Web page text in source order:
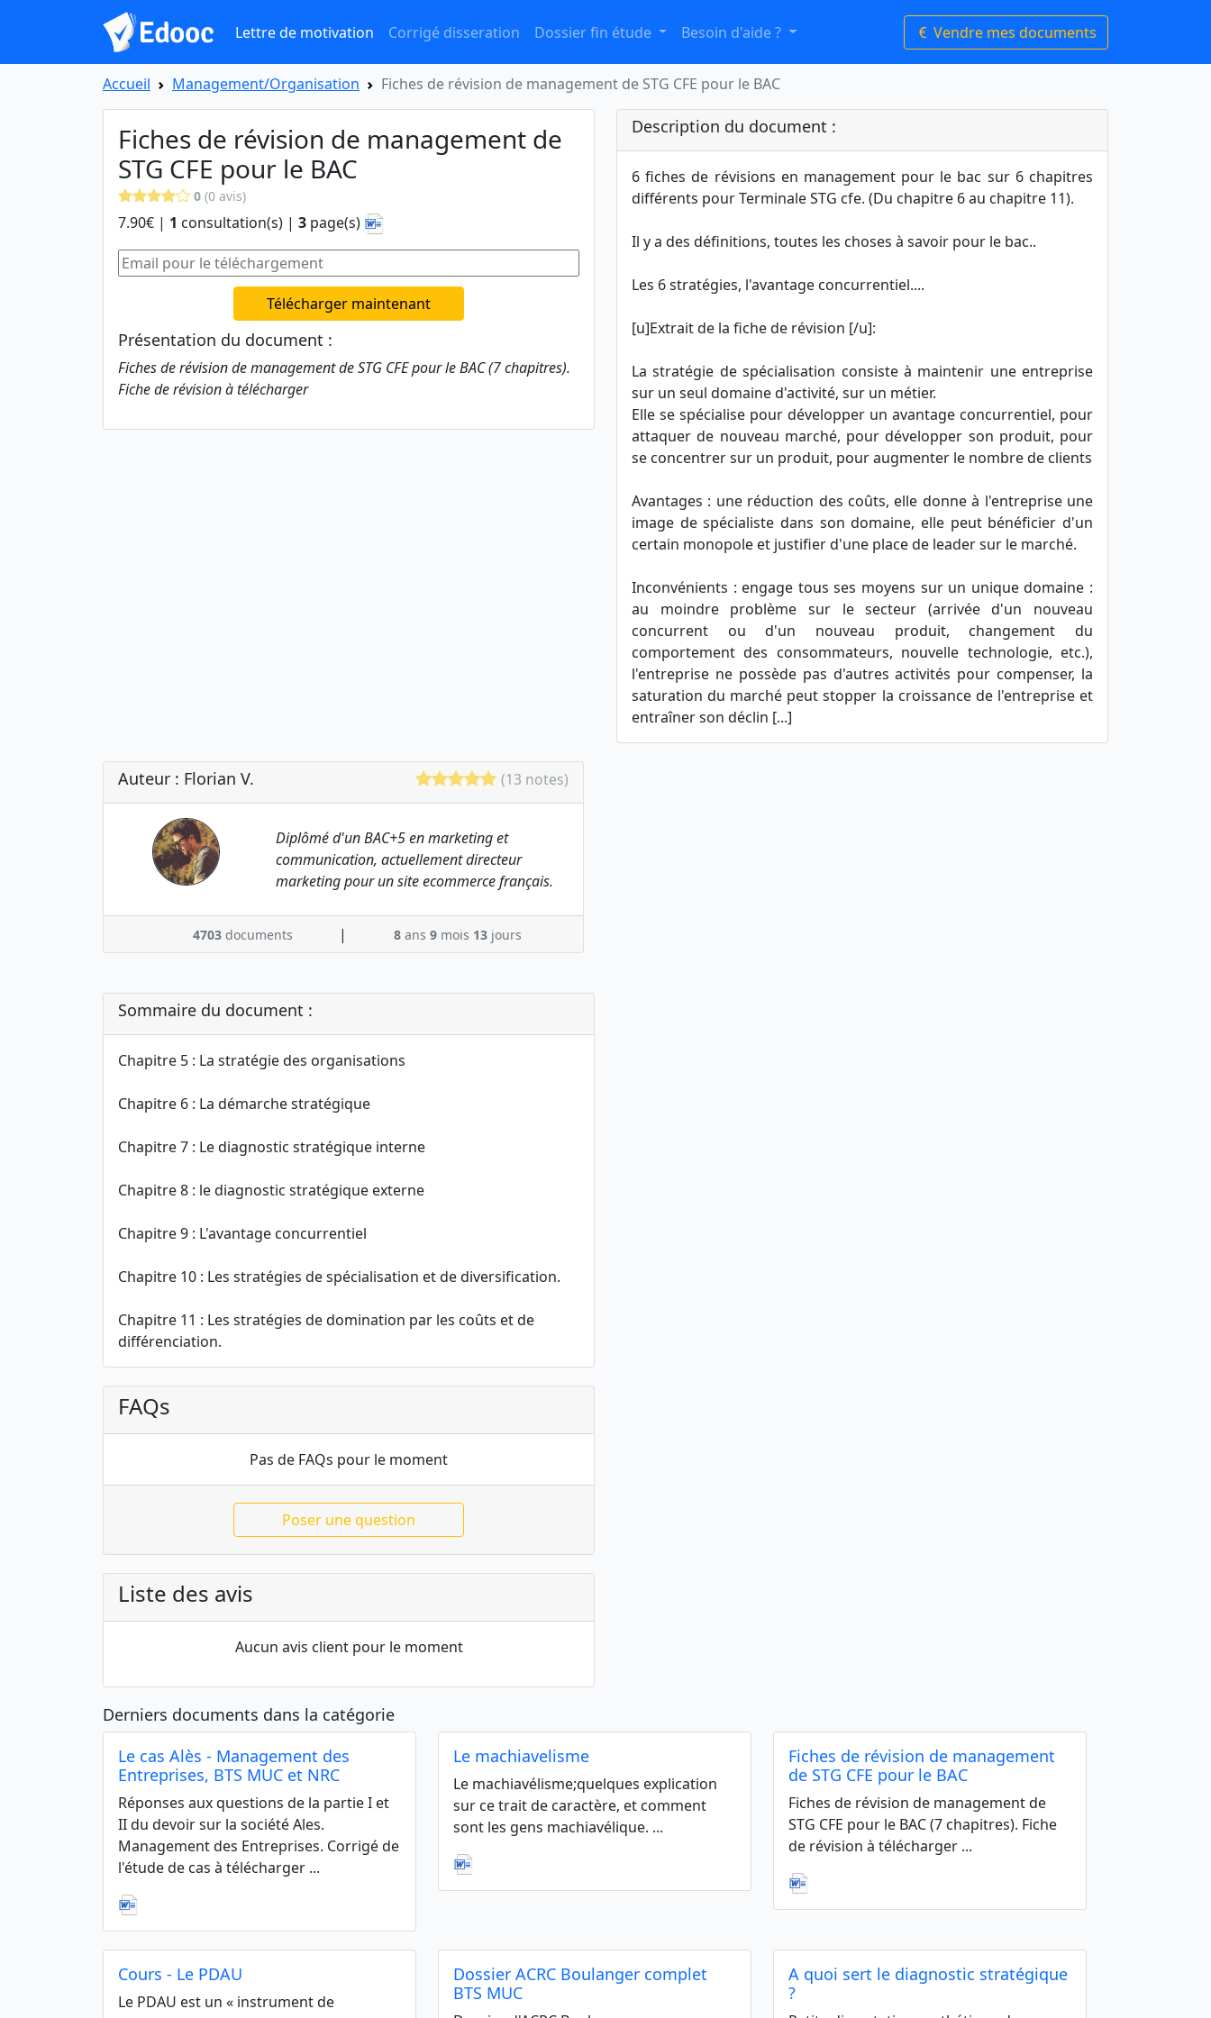
Lettre de motivation Corrigé disseration Dossier fin étude Besoin d'aide ? Vendre mes documents
Accueil Management/Organisation Fiches de révision de management de STG CFE pour le BAC
Fiches de révision de management de
STG CFE pour le BAC
0 (0 avis)
7.90€ | 1 consultation(s) | 3 page(s)
Télécharger maintenant
Présentation du document :
Fiches de révision de management de STG CFE pour le BAC (7 chapitres).
Fiche de révision à télécharger
Description du document :
6 fiches de révisions en management pour le bac sur 6 chapitres
différents pour Terminale STG cfe. (Du chapitre 6 au chapitre 11).
Il y a des définitions, toutes les choses à savoir pour le bac..
Les 6 stratégies, l'avantage concurrentiel....
[u]Extrait de la fiche de révision [/u]:
La stratégie de spécialisation consiste à maintenir une entreprise
sur un seul domaine d'activité, sur un métier.
Elle se spécialise pour développer un avantage concurrentiel, pour
attaquer de nouveau marché, pour développer son produit, pour
se concentrer sur un produit, pour augmenter le nombre de clients
Avantages : une réduction des coûts, elle donne à l'entreprise une
image de spécialiste dans son domaine, elle peut bénéficier d'un
certain monopole et justifier d'une place de leader sur le marché.
Inconvénients : engage tous ses moyens sur un unique domaine :
au moindre problème sur le secteur (arrivée d'un nouveau
concurrent ou d'un nouveau produit, changement du
comportement des consommateurs, nouvelle technologie, etc.),
l'entreprise ne possède pas d'autres activités pour compenser, la
saturation du marché peut stopper la croissance de l'entreprise et
entraîner son déclin [...]
Auteur : Florian V. (13 notes)
Diplômé d'un BAC+5 en marketing et
communication, actuellement directeur
marketing pour un site ecommerce français.
4703 documents | 8ans 9mois 13jours
Sommaire du document :
Chapitre 5 : La stratégie des organisations
Chapitre 6 : La démarche stratégique
Chapitre 7 : Le diagnostic stratégique interne
Chapitre 8 : le diagnostic stratégique externe
Chapitre 9 : L'avantage concurrentiel
Chapitre 10 : Les stratégies de spécialisation et de diversification.
Chapitre 11 : Les stratégies de domination par les coûts et de
différenciation.
FAQs
Pas de FAQs pour le moment
Poser une question
Liste des avis
Aucun avis client pour le moment
Derniers documents dans la catégorie
Le cas Alès - Management des
Entreprises, BTS MUC et NRC
Réponses aux questions de la partie I et
II du devoir sur la société Ales.
Management des Entreprises. Corrigé de
l'étude de cas à télécharger ...
Le machiavelisme
Le machiavélisme;quelques explication
sur ce trait de caractère, et comment
sont les gens machiavélique. ...
Fiches de révision de management
de STG CFE pour le BAC
Fiches de révision de management de
STG CFE pour le BAC (7 chapitres). Fiche
de révision à télécharger ...
Cours - Le PDAU
Le PDAU est un « instrument de
Dossier ACRC Boulanger complet
BTS MUC
A quoi sert le diagnostic stratégique
?